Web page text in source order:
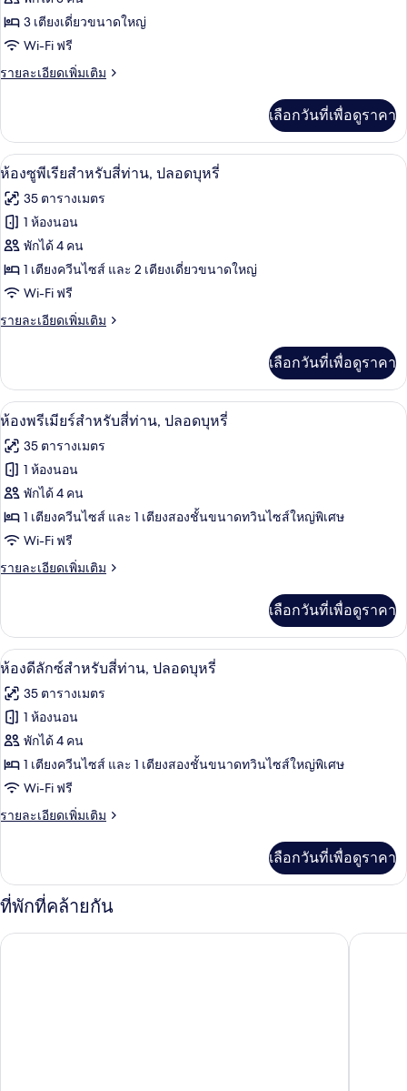
ทริปเปิล,
ปลอด
บุหรี่
ห้อง
สแตนดาร์ด
ทริปเปิล,
บุหรี่
3 เตียงเดี่ยวขนาดใหญ่
Wi-Fi ฟรี
รายละเอียดเพิ่มเติม
ราย
เกี่ยว
กับ
ห้อง
สแตนดาร์ด
ทริปเปิล,
ปลอด
บุหรี่
เลือกวันที่เพื่อดูราคา
เปิด
ภาพถ่าย
ทั้งหมด
ของ
ห้อง
ซู
พี
สำหรับ
สี่
ท่าน,
ปลอด
บุหรี่
ห้องซูพีเรียสำหรับสี่ท่าน, ปลอดบุหรี่ |
5
ห้องซูพีเรียสำหรับสี่ท่าน, ปลอดบุหรี่
35 ตารางเมตร
1 ห้องนอน
พักได้ 4 คน
1 เตียงควีนไซส์ และ 2 เตียงเดี่ยวขนาดใหญ่
Wi-Fi ฟรี
รายละเอียดเพิ่มเติม
ราย
เกี่ยว
กับ
ห้อง
พี
เรีย
สำหรับ
สี่
ท่าน,
ปลอด
บุหรี่
เลือกวันที่เพื่อดูราคา
เปิด
ภาพถ่าย
ทั้งหมด
ของ
ห้อง
พรีเมียร์
สำหรับ
ท่าน,
ปลอด
บุหรี่
ห้องพรีเมียร์สำหรับสี่ท่าน, ปลอดบุหรี่ |
8
ห้องพรีเมียร์สำหรับสี่ท่าน, ปลอดบุหรี่
35 ตารางเมตร
1 ห้องนอน
พักได้ 4 คน
1 เตียงควีนไซส์ และ 1 เตียงสองชั้นขนาดทวินไซส์ใหญ่พิเศษ
Wi-Fi ฟรี
รายละเอียดเพิ่มเติม
ราย
เกี่ยว
กับ
ห้อง
สำหรับ
สี่
ท่าน,
ปลอด
บุหรี่
เลือกวันที่เพื่อดูราคา
เปิด
ภาพถ่าย
ทั้งหมด
ของ
ห้อง
ดี
ลัก
สำหรับ
สี่
ปลอด
ห้องดีลักซ์สำหรับสี่ท่าน, ปลอดบุหรี่ | ตู้
8
ห้องดีลักซ์สำหรับสี่ท่าน, ปลอดบุหรี่
35 ตารางเมตร
1 ห้องนอน
พักได้ 4 คน
1 เตียงควีนไซส์ และ 1 เตียงสองชั้นขนาดทวินไซส์ใหญ่พิเศษ
Wi-Fi ฟรี
รายละเอียดเพิ่มเติม
ราย
เกี่ยว
กับ
ห้อง
ลัก
เลือกวันที่เพื่อดูราคา
ที่พักที่คล้ายกัน
โฮเทล เดอะ โบทานิค เซวูน มยองดง ยูเอช สวี